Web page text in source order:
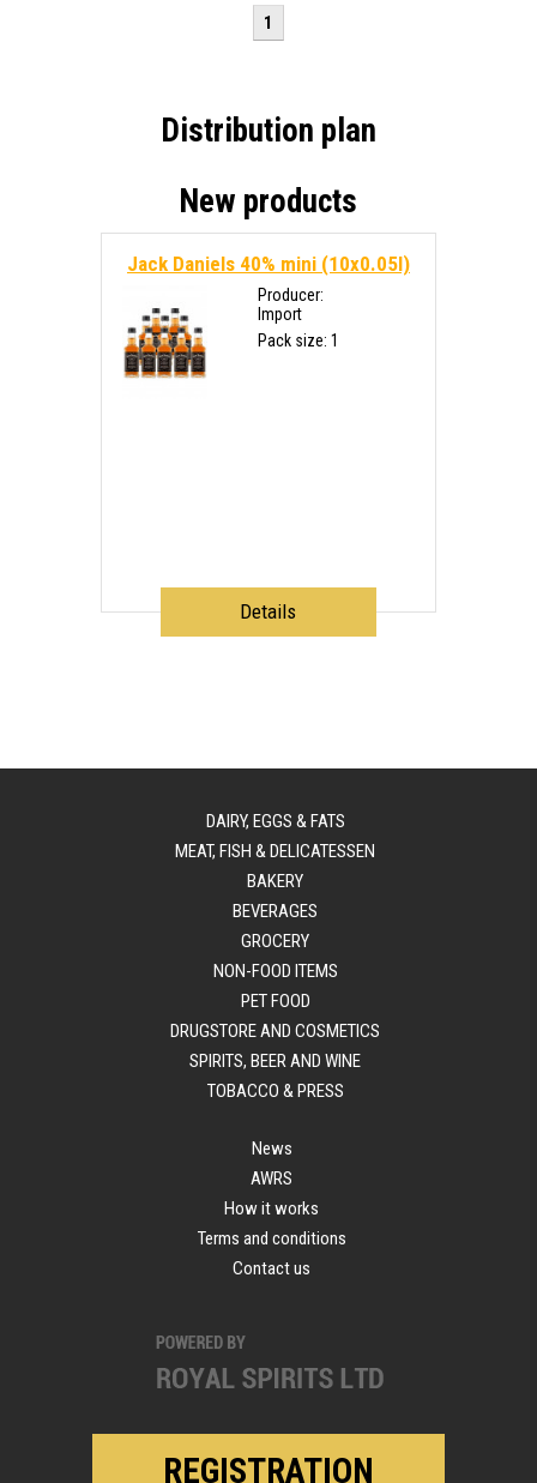
1
Distribution plan
New products
Jack Daniels 40% mini (10x0.05l)
Producer:
Import
Pack size: 1
Details
DAIRY, EGGS & FATS
MEAT, FISH & DELICATESSEN
BAKERY
BEVERAGES
GROCERY
NON-FOOD ITEMS
PET FOOD
DRUGSTORE AND COSMETICS
SPIRITS, BEER AND WINE
TOBACCO & PRESS
News
AWRS
How it works
Terms and conditions
Contact us
REGISTRATION